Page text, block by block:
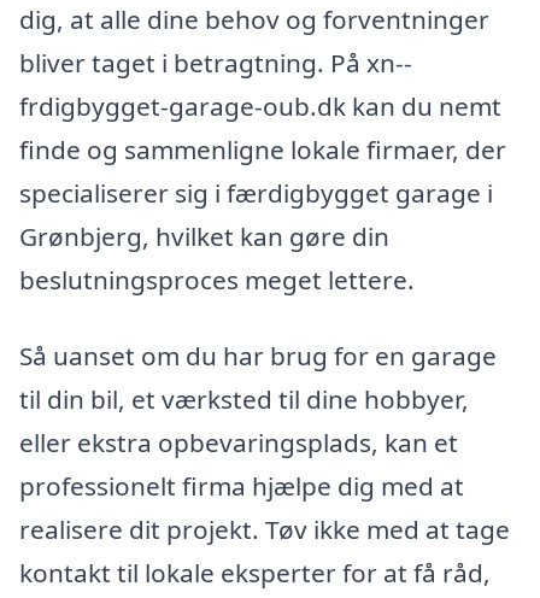
dig, at alle dine behov og forventninger
bliver taget i betragtning. På xn--
frdigbygget-garage-oub.dk kan du nemt
finde og sammenligne lokale firmaer, der
specialiserer sig i færdigbygget garage i
Grønbjerg, hvilket kan gøre din
beslutningsproces meget lettere.
Så uanset om du har brug for en garage
til din bil, et værksted til dine hobbyer,
eller ekstra opbevaringsplads, kan et
professionelt firma hjælpe dig med at
realisere dit projekt. Tøv ikke med at tage
kontakt til lokale eksperter for at få råd,